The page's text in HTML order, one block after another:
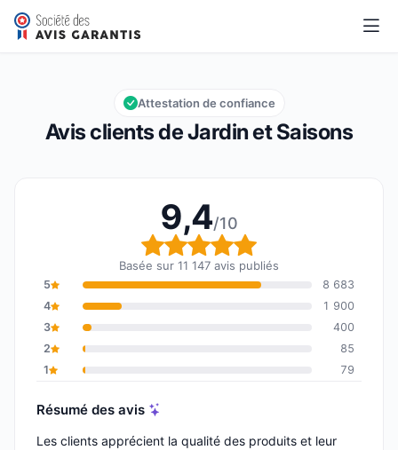
Jardin et Saisons
Note globale : 9,4 sur 10
9,4/10
Avis clients de Jardin et Saisons
Attestation de confiance
9,4/10
Note globale : 9,4 sur
Basée sur 11 147 avis publiés
5
8 683
4
1 900
3
400
2
85
1
79
Résumé des avis
Les clients apprécient la qualité des produits et leur